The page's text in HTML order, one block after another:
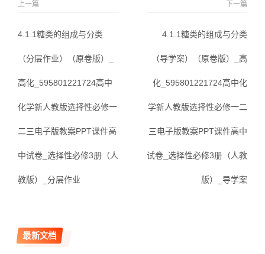
上一篇
4.1.1糖类的组成与分类
（分层作业）（原卷版）_
高化_595801221724高中
化学新人教版选择性必修一
二三电子版教案PPT课件高
中试卷_选择性必修3册（人
教版）_分层作业
下一篇
4.1.1糖类的组成与分类
（导学案）（原卷版）_高
化_595801221724高中化
学新人教版选择性必修一二
三电子版教案PPT课件高中
试卷_选择性必修3册（人教
版）_导学案
最新文档